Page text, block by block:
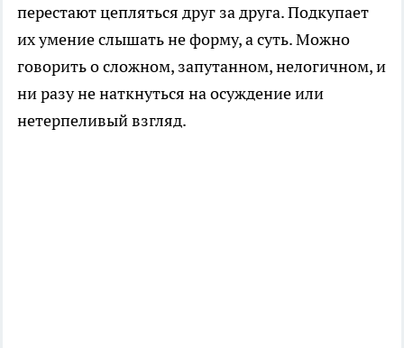
перестают цепляться друг за друга. Подкупает
их умение слышать не форму, а суть. Можно
говорить о сложном, запутанном, нелогичном, и
ни разу не наткнуться на осуждение или
нетерпеливый взгляд.